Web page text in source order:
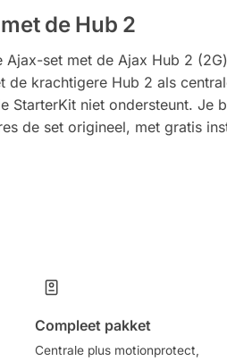
de Hub 2
set met de Ajax Hub 2
de krachtigere Hub 2 als
StarterKit niet ondersteunt.
de set origineel, met gratis
Compleet pakket
Centrale plus motionprotect,